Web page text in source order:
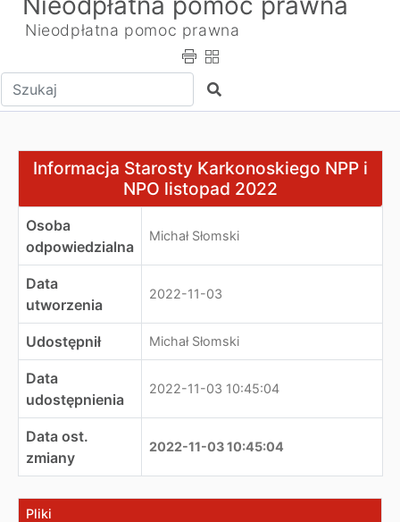
Nieodpłatna pomoc prawna
Wpisz tekst do wyszukania Szukaj
Informacja Starosty Karkonoskiego NPP i NPO listopad
Informacja Starosty Karkonoskiego NPP i
NPO listopad 2022
Osoba
odpowiedzialna
Michał Słomski
Data
utworzenia
2022-11-03
Udostępnił Michał Słomski
Data
udostępnienia
2022-11-03 10:45:04
Data ost.
zmiany
2022-11-03 10:45:04
Pliki